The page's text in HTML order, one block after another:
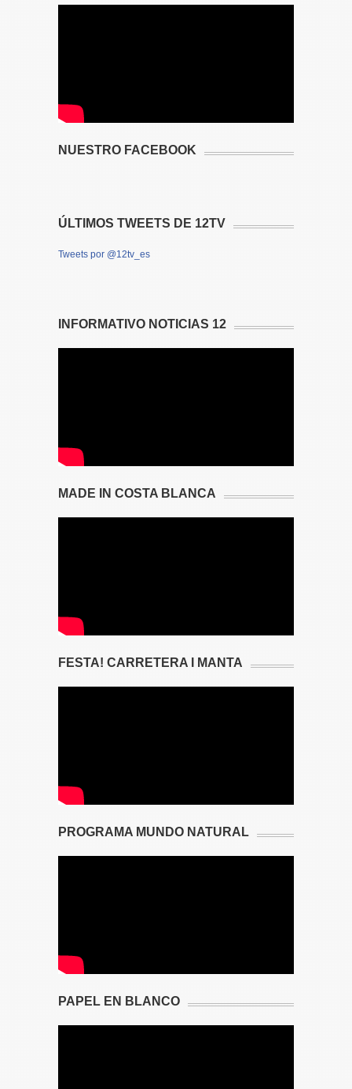
NUESTRO FACEBOOK
ÚLTIMOS TWEETS DE 12TV
Tweets por @12tv_es
INFORMATIVO NOTICIAS 12
MADE IN COSTA BLANCA
FESTA! CARRETERA I MANTA
PROGRAMA MUNDO NATURAL
PAPEL EN BLANCO